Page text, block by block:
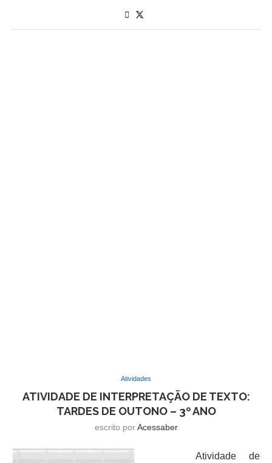
Atividades
ATIVIDADE DE INTERPRETAÇÃO DE TEXTO:
TARDES DE OUTONO – 3º ANO
escrito porAcessaber
Atividade de